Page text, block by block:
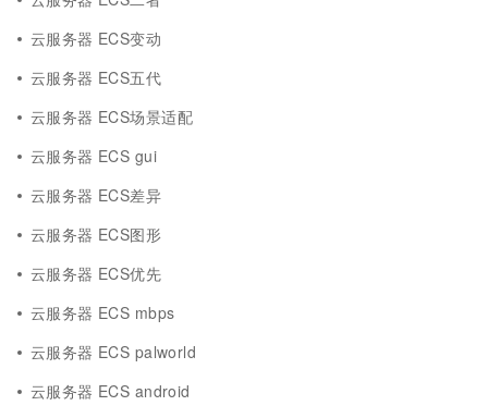
云服务器 ECS变动
云服务器 ECS五代
云服务器 ECS场景适配
云服务器 ECS gui
云服务器 ECS差异
云服务器 ECS图形
云服务器 ECS优先
云服务器 ECS mbps
云服务器 ECS palworld
云服务器 ECS android